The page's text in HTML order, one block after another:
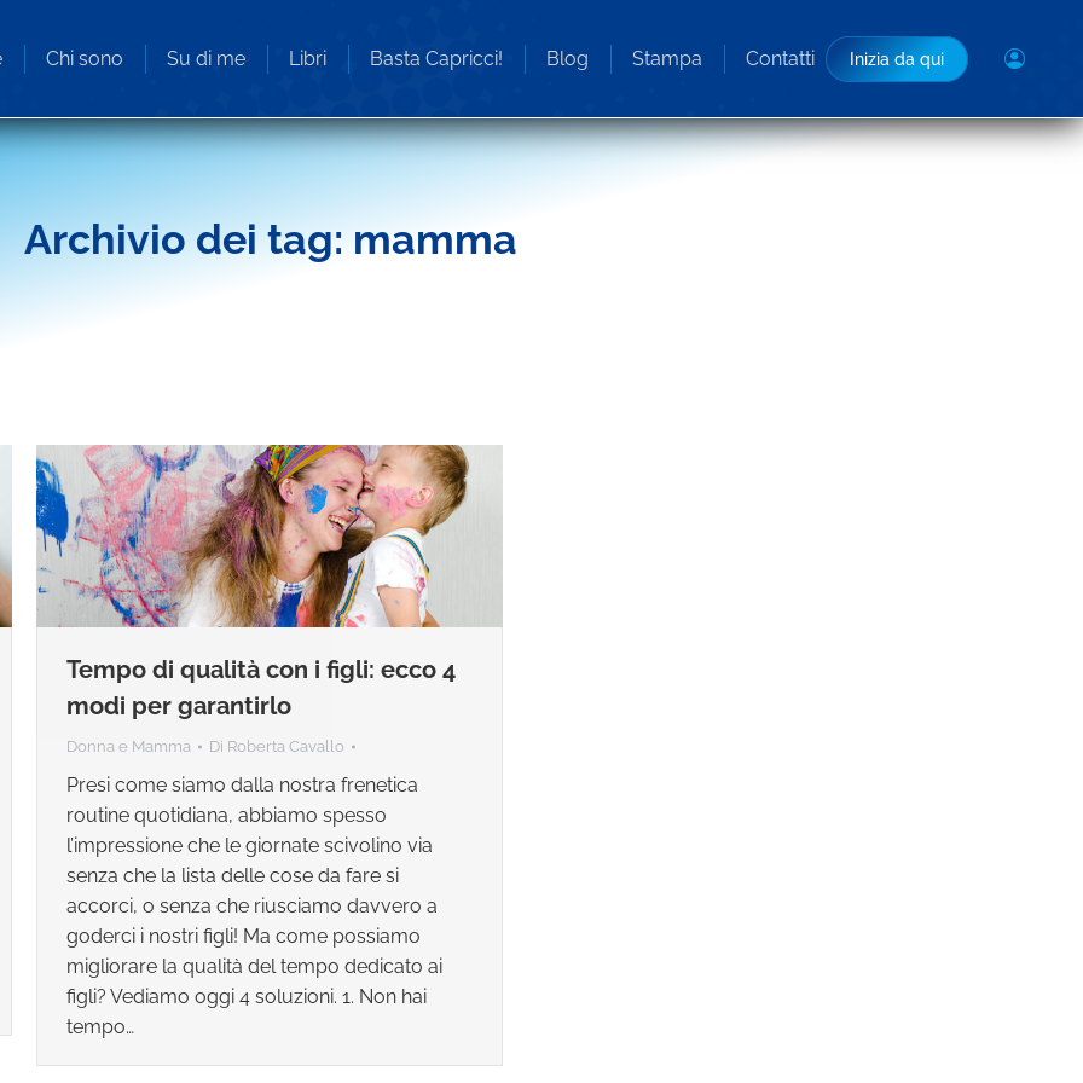
Chi sono Su di me Libri Basta Capricci! Blog Stampa Contatti Inizia da qui
Archivio dei tag: mamma
Tempo di qualità con i figli: ecco 4
modi per garantirlo
Donna e Mamma Di Roberta Cavallo
Presi come siamo dalla nostra frenetica
routine quotidiana, abbiamo spesso
l’impressione che le giornate scivolino via
senza che la lista delle cose da fare si
accorci, o senza che riusciamo davvero a
goderci i nostri figli! Ma come possiamo
migliorare la qualità del tempo dedicato ai
figli? Vediamo oggi 4 soluzioni. 1. Non hai
tempo…